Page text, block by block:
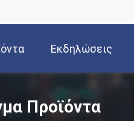
Εκδηλώσεις
Προϊόντα